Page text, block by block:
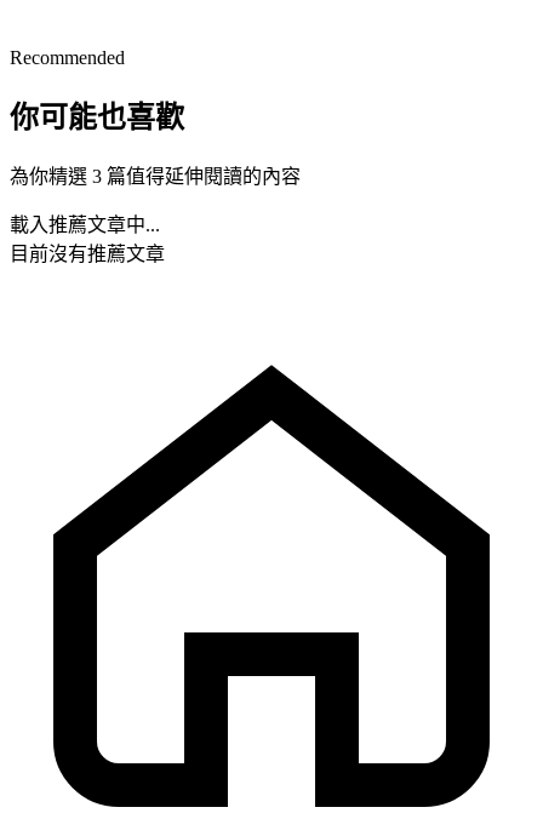
Recommended
你可能也喜歡
為你精選 3 篇值得延伸閱讀的內容
載入推薦文章中...
目前沒有推薦文章